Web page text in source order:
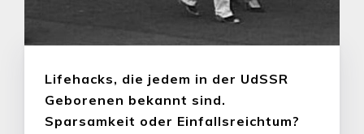
Lifehacks, die jedem in der UdSSR
Geborenen bekannt sind.
Sparsamkeit oder Einfallsreichtum?